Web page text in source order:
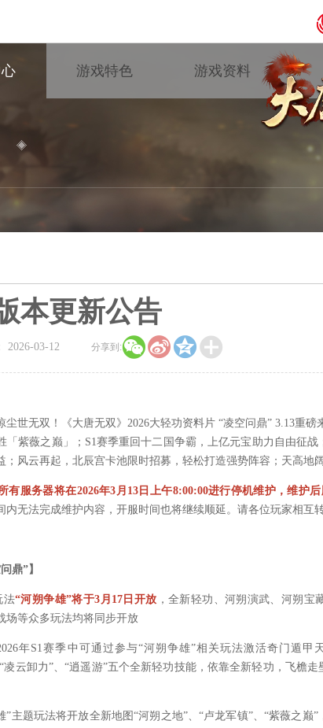
游戏特色 游戏资料
息 游戏公告 游戏专题
本更新公告
2026-03-12 分享到:
无双！《大唐无双》2026大轻功资料片 “凌空问鼎” 3.13重磅
「紫薇之巅」；S1赛季重回十二国争霸，上亿元宝助力自由征
；风云再起，北辰宫卡池限时招募，轻松打造强势阵容；天高地
有服务器将在2026年3月13日上午8:00:00进行停机维护，维护
内无法完成维护内容，开服时间也将继续顺延。请各位玩家相互
鼎”】
“河朔争雄”将于3月17日开放 ，全新轻功、河朔演武、河朔
场等众多玩法均将同步开放
年S1赛季中可通过参与“河朔争雄”相关玩法激活奇门遁甲
凌云卸力”、“逍遥游”五个全新轻功技能，依靠全新轻功，飞檐
题玩法将开放全新地图“河朔之地”、“卢龙军镇”、“紫薇之巅”